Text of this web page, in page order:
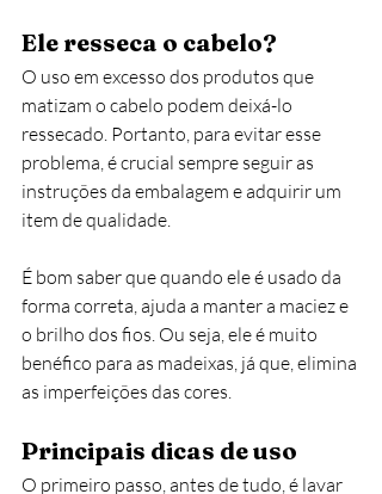
Ele resseca o cabelo?
O uso em excesso dos produtos que
matizam o cabelo podem deixá-lo
ressecado. Portanto, para evitar esse
problema, é crucial sempre seguir as
instruções da embalagem e adquirir um
item de qualidade.
É bom saber que quando ele é usado da
forma correta, ajuda a manter a maciez e
o brilho dos fios. Ou seja, ele é muito
benéfico para as madeixas, já que, elimina
as imperfeições das cores.
Principais dicas de uso
O primeiro passo, antes de tudo, é lavar